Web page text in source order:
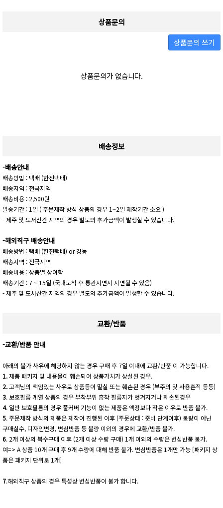
상품문의
상품문의 쓰기
상품문의가 없습니다.
배송정보
-배송안내
배송방법 : 택배 (한진택배)
배송지역 : 전국지역
배송비용 : 2,500원
발송기간 : 1일 ( 주문제작 방식 상품의 경우 1~2일 제작기간 소요 )
- 제주 및 도서산간 지역의 경우 별도의 추가금액이 발생할 수 있습니다.
-해외직구 배송안내
배송방법 : 택배 (한진택배) or 경동
배송지역 : 전국지역
배송비용 : 상품별 상이함
배송기간 : 7 ~ 15일 (국내도착 후 통관지연시 지연될 수 있음)
- 제주 및 도서산간 지역의 경우 별도의 추가금액이 발생할 수 있습니다.
교환/반품
-교환/반품 안내
아래의 불가 사유에 해당하지 않는 경우 구매 후 7일 이내에 교환/반품 이 가능합니다.
1.제품 패키지 및 내용물이 훼손되어 상품가치가 상실된 경우.
2.고객님의 책임있는 사유로 상품등이 멸실 또는 훼손된 경우 (부주의 및 사용흔적 등등)
3. 보호필름 계열 상품의 경우 부착부위 흡착 필름지가 벗겨지거나 훼손된경우
4. 일반 보호필름의 경우 풀커버 기능이 없는 제품은 액정보다 작은 이유로 반품 불가.
5. 주문제작 방식의 제품은 제작이 진행된 이후 (주문상태 : 준비 단계이후) 불량이 아닌
구매실수, 디자인변경, 변심반품 등 불량 이외의 경우에 교환/반품 불가.
6. 2개 이상의 복수구매 이후 (2개 이상 수량 구매) 1개 이외의 수량은 변심반품 불가.
예=> A 상품 10개 구매 후 9개 수량에 대해 반품 불가. 변심반품은 1개만 가능 [패키지 상
품은 패키지 단위로 1개]
7.해외직구 상품의 경우 특성상 변심반품이 불가 합니다.